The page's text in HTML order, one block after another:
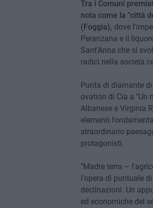
Tra i Comuni
nota come la "città
(Foggia), dove
Peranzana e il
Sant'Anna che si
radici nella società
Punta di diamante
ovation di Cia a "Un
Albanese e Virginia
elementi
straordinario
protagonisti.
"Madre terra –
l'opera di puntuale
declinazioni. Un
ed economiche del